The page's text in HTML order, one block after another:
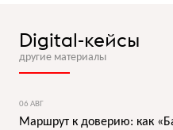
Digital-кейсы
другие материалы
06 АВГ
Маршрут к доверию: как